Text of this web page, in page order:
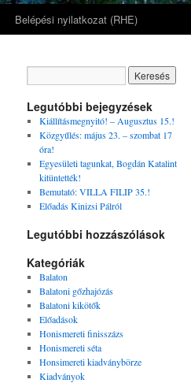
Belépési nyilatkozat (RHE)
Legutóbbi bejegyzések
Kiállításmegnyitó! – Augusztus 15.!
Közgyűlés: május 23. – szombat 17
óra!
Egyesületi tagunkat, Bogdán Katalint
kitüntették!
Bemutató: VILLA FILIP 35.!
Előadás Kinizsi Pálról
Legutóbbi hozzászólások
Kategóriák
Balaton
Balatoni gőzhajózás
Balatoni kikötők
Előadások
Honismereti finisszázs
Honismereti séta
Honsimereti kiadványbörze
Kiadványok